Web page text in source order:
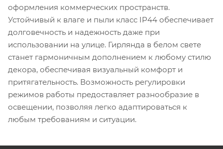
оформления коммерческих пространств.
Устойчивый к влаге и пыли класс IP44 обеспечивает
долговечность и надежность даже при
использовании на улице. Гирлянда в белом свете
станет гармоничным дополнением к любому стилю
декора, обеспечивая визуальный комфорт и
притягательность. Возможность регулировки
режимов работы предоставляет разнообразие в
освещении, позволяя легко адаптироваться к
любым требованиям и ситуации.